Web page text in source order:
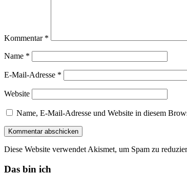
Kommentar *
Name *
E-Mail-Adresse *
Website
Name, E-Mail-Adresse und Website in diesem
Diese Website verwendet Akismet, um Spam zu
Das bin ich